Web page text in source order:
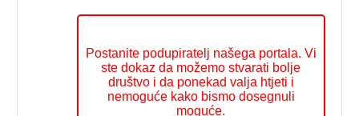
Postanite podupiratelj našega portala. Vi
ste dokaz da možemo stvarati bolje
društvo i da ponekad valja htjeti i
nemoguće kako bismo dosegnuli
moguće.